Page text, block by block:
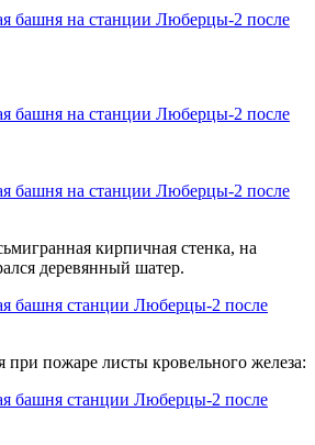
кирпичная стенка, на
деревянный шатер.
при пожаре листы кровельного железа: